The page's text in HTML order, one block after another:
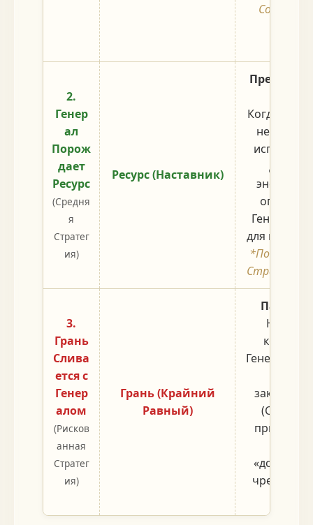
2.
Генер
ал
Порож
дает
Ресурс
(Средня
я
Стратег
ия)
Ресурс (Наставник)
Когда
не может
для
энергии.
Генерала
для
*Подходит
3.
Грань
Слива
ется с
Генер
алом
(Рисков
анная
Стратег
ия)
Грань (Крайний
Равный)
Пакт
Генерала
«договор